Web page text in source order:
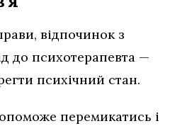
відпочинок з
до психотерапевта —
психічний стан.
перемикатись і